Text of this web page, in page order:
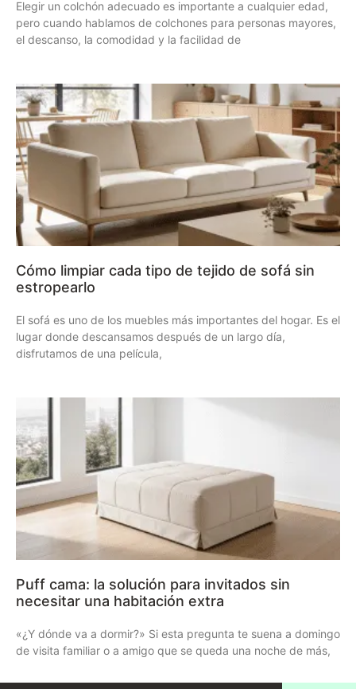
Elegir un colchón adecuado es importante a cualquier edad,
pero cuando hablamos de colchones para personas mayores,
el descanso, la comodidad y la facilidad de
Cómo limpiar cada tipo de tejido de sofá sin
estropearlo
El sofá es uno de los muebles más importantes del hogar. Es el
lugar donde descansamos después de un largo día,
disfrutamos de una película,
Puff cama: la solución para invitados sin
necesitar una habitación extra
«¿Y dónde va a dormir?» Si esta pregunta te suena a domingo
de visita familiar o a amigo que se queda una noche de más,